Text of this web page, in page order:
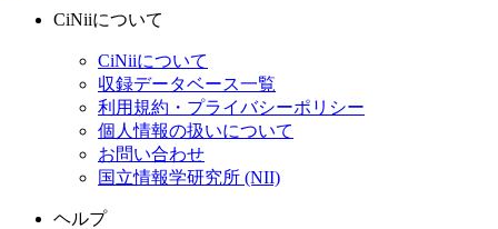
CiNiiについて
CiNiiについて
収録データベース一覧
利用規約・プライバシーポリシー
個人情報の扱いについて
お問い合わせ
国立情報学研究所 (NII)
ヘルプ